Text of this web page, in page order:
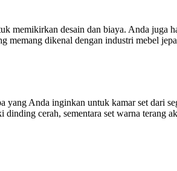
desain dan biaya. Anda juga
memang dikenal dengan industri mebel
Anda inginkan untuk kamar set dari
cerah, sementara set warna terang